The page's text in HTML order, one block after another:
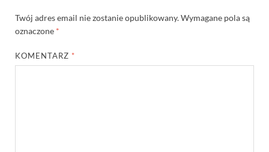
Twój adres email nie zostanie opublikowany.Wymagane pola są
oznaczone *
KOMENTARZ *